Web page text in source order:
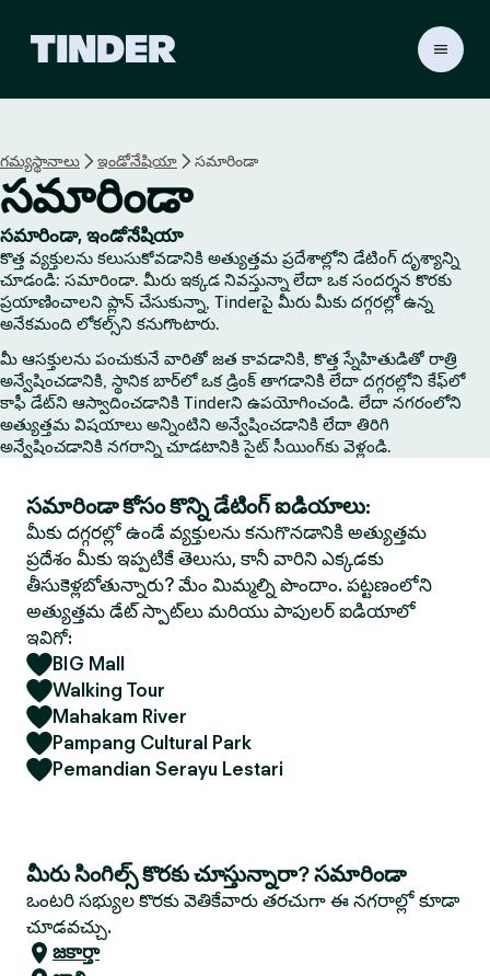
r
హో
మ్
గమ్యస్థానాలు ఇండోనేషియా సమారిండా
సమారిండా
సమారిండా, ఇండోనేషియా
కొత్త వ్యక్తులను కలుసుకోవడానికి అత్యుత్తమ ప్రదేశాల్లోని డేటింగ్ దృశ్యాన్ని
చూడండి: సమారిండా. మీరు ఇక్కడ నివస్తున్నా లేదా ఒక సందర్శన కొరకు
ప్రయాణించాలని ప్లాన్ చేసుకున్నా, Tinderపై మీరు మీకు దగ్గరల్లో ఉన్న
అనేకమంది లోకల్స్‌ని కనుగొంటారు.
మీ ఆసక్తులను పంచుకునే వారితో జత కావడానికి, కొత్త స్నేహితుడితో రాత్రి
అన్వేషించడానికి, స్థానిక బార్‌లో ఒక డ్రింక్ తాగడానికి లేదా దగ్గరల్లోని కేఫ్‌లో
కాఫీ డేట్‌ని ఆస్వాదించడానికి Tinderని ఉపయోగించండి. లేదా నగరంలోని
అత్యుత్తమ విషయాలు అన్నింటిని అన్వేషించడానికి లేదా తిరిగి
అన్వేషించడానికి నగరాన్ని చూడటానికి సైట్ సీయింగ్‌కు వెళ్లండి.
సమారిండా కోసం కొన్ని డేటింగ్ ఐడియాలు:
మీకు దగ్గరల్లో ఉండే వ్యక్తులను కనుగొనడానికి అత్యుత్తమ
ప్రదేశం మీకు ఇప్పటికే తెలుసు, కానీ వారిని ఎక్కడకు
తీసుకెళ్లబోతున్నారు? మేం మిమ్మల్ని పొందాం. పట్టణంలోని
అత్యుత్తమ డేట్ స్పాట్‌లు మరియు పాపులర్ ఐడియాలో
ఇవిగో:
BIG Mall
Walking Tour
Mahakam River
Pampang Cultural Park
Pemandian Serayu Lestari
మీరు సింగిల్స్ కొరకు చూస్తున్నారా? సమారిండా
ఒంటరి సభ్యుల కొరకు వెతికేవారు తరచుగా ఈ నగరాల్లో కూడా
చూడవచ్చు.
జకార్తా